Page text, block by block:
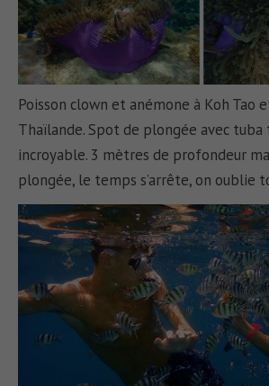
Poisson clown et anémone à Koh Tao
Thaïlande. Spot de plongée avec
incroyable. 3 mètres de profondeur
plongée, le temps s’arrête, on oublie